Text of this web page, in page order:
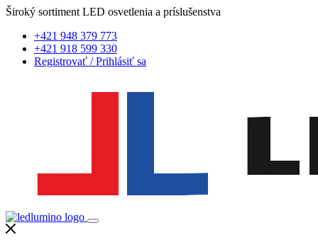
Široký sortiment LED osvetlenia a príslušenstva
+421 948 379 773
+421 918 599 330
Registrovať /Prihlásiť sa